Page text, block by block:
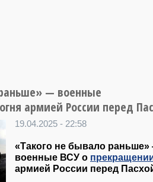
— военные
армией России перед
19.04.2025 - 22:58
«Такого не бывало
военные ВСУ о
армией России перед